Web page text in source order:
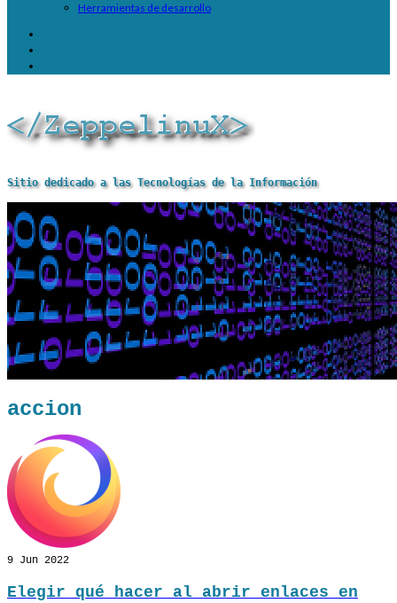
Herramientas de desarrollo
Sitio dedicado a las Tecnologías de la Información
accion
9 Jun 2022
Elegir qué hacer al abrir enlaces en